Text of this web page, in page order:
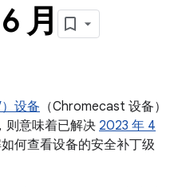
月
设备 （Chromecast 设备）
则意味着已解决 2023 年 4
何查看设备的安全补丁级